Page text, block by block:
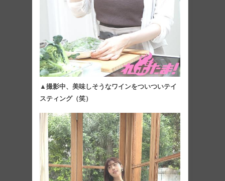
▲撮影中、美味しそうなワインをついついテイ
スティング（笑）